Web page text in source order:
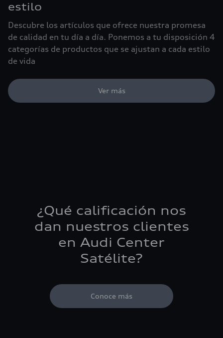
estilo
Descubre los artículos que ofrece nuestra promesa
de calidad en tu día a día. Ponemos a tu disposición 4
categorías de productos que se ajustan a cada estilo
de vida
Ver más
¿Qué calificación nos
dan nuestros clientes
en Audi Center
Satélite?
Conoce más